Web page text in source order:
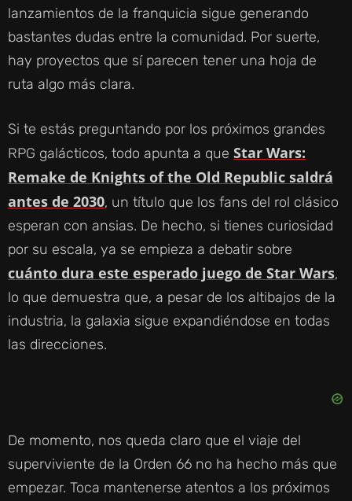
lanzamientos de la franquicia sigue generando
bastantes dudas entre la comunidad. Por suerte,
hay proyectos que sí parecen tener una hoja de
ruta algo más clara.
Si te estás preguntando por los próximos grandes
RPG galácticos, todo apunta a que Star Wars:
Remake de Knights of the Old Republic saldrá
antes de 2030, un título que los fans del rol clásico
esperan con ansias. De hecho, si tienes curiosidad
por su escala, ya se empieza a debatir sobre
cuánto dura este esperado juego de Star Wars,
lo que demuestra que, a pesar de los altibajos de la
industria, la galaxia sigue expandiéndose en todas
las direcciones.
De momento, nos queda claro que el viaje del
superviviente de la Orden 66 no ha hecho más que
empezar. Toca mantenerse atentos a los próximos